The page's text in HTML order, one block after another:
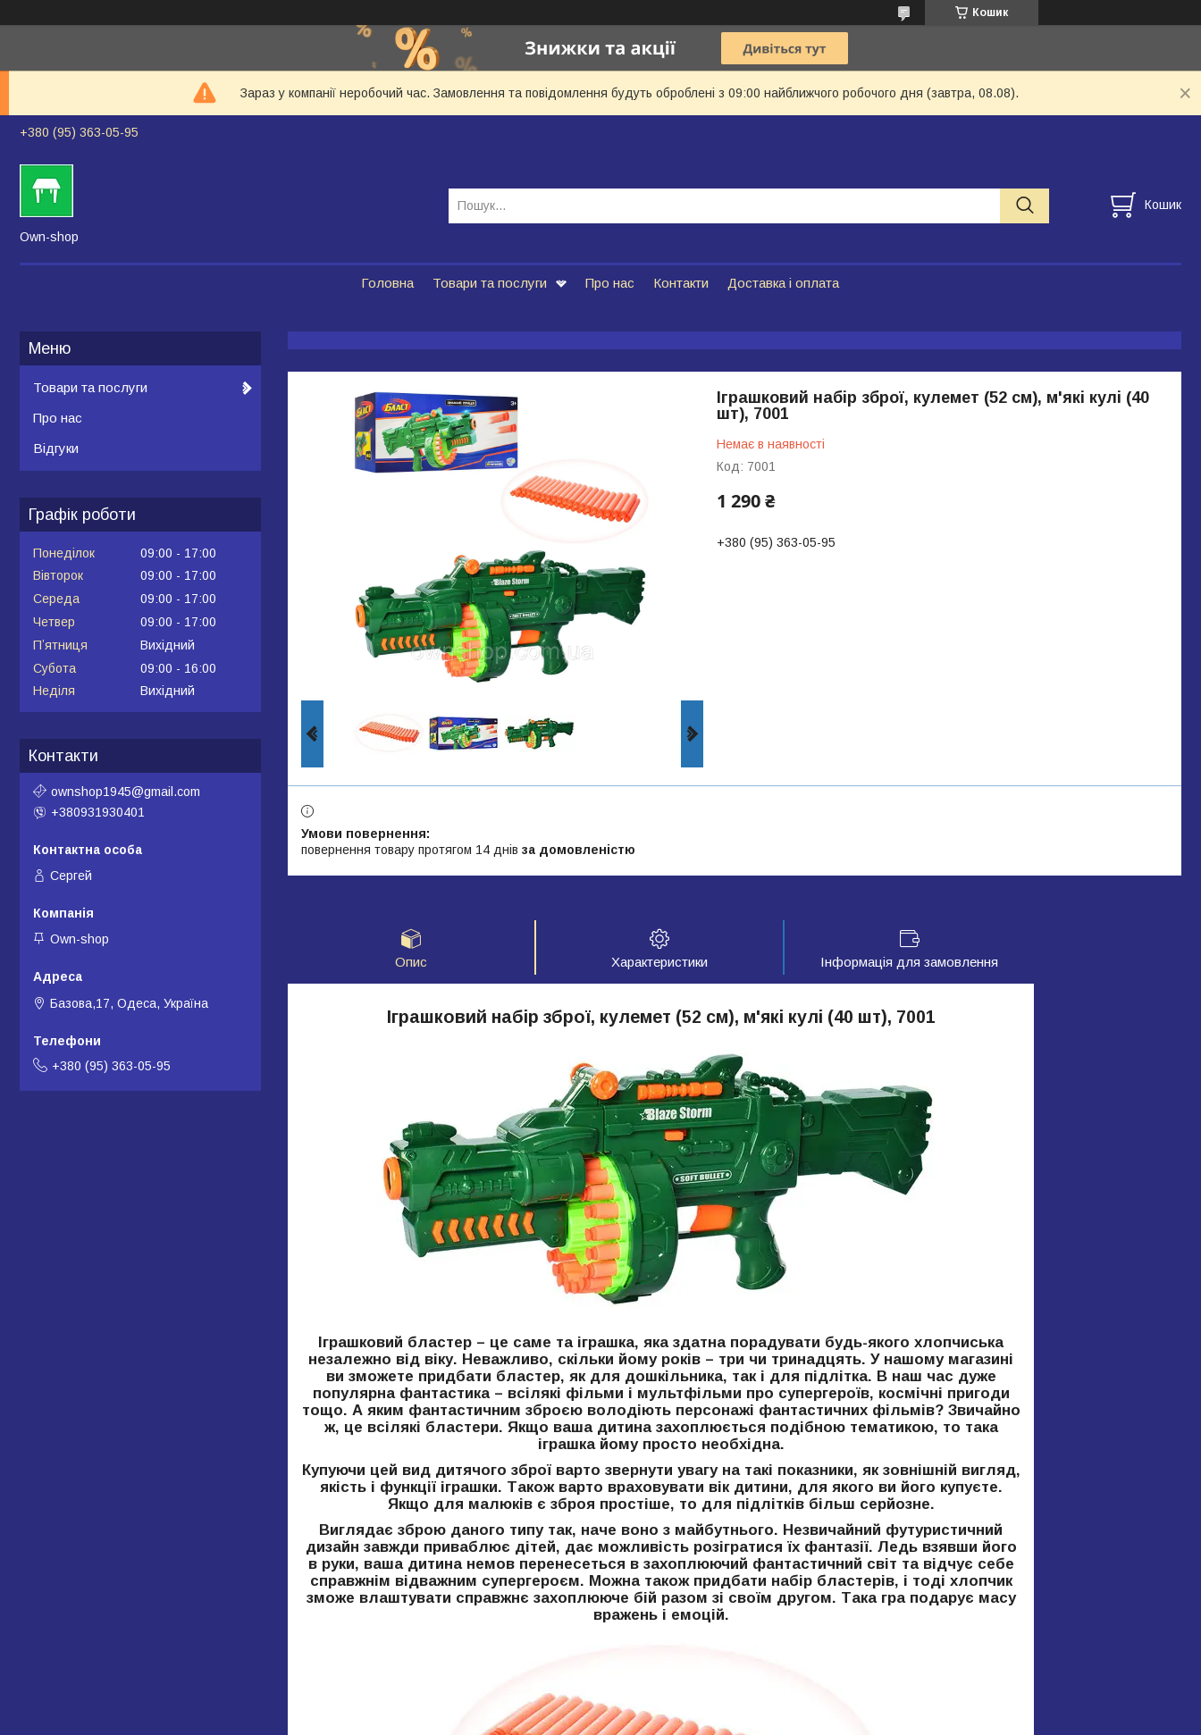
Кошик
Зараз у компанії неробочий час. Замовлення та повідомлення будуть оброблені з 09:00 найближчого робочого дня (завтра, 08.08).
+380 (95) 363-05-95
Own-shop
Кошик
Головна Товари та послуги Про нас Контакти Доставка і оплата
Іграшковий набір зброї, кулемет (52 см), м'які кулі (40
шт), 7001
Немає в наявності
Код: 7001
1 290 ₴
+380 (95) 363-05-95
повернення товару протягом 14 днів за домовленістю
Опис Характеристики Інформація для замовлення
Іграшковий набір зброї, кулемет (52 см), м'які кулі (40 шт), 7001
Іграшковий бластер – це саме та іграшка, яка здатна порадувати будь-якого хлопчиська
незалежно від віку. Неважливо, скільки йому років – три чи тринадцять. У нашому магазині
ви зможете придбати бластер, як для дошкільника, так і для підлітка. В наш час дуже
популярна фантастика – всілякі фільми і мультфільми про супергероїв, космічні пригоди
тощо. А яким фантастичним зброєю володіють персонажі фантастичних фільмів? Звичайно
ж, це всілякі бластери. Якщо ваша дитина захоплюється подібною тематикою, то така
іграшка йому просто необхідна.
Купуючи цей вид дитячого зброї варто звернути увагу на такі показники, як зовнішній вигляд,
якість і функції іграшки. Також варто враховувати вік дитини, для якого ви його купуєте.
Якщо для малюків є зброя простіше, то для підлітків більш серйозне.
Виглядає зброю даного типу так, наче воно з майбутнього. Незвичайний футуристичний
дизайн завжди приваблює дітей, дає можливість розігратися їх фантазії. Ледь взявши його
в руки, ваша дитина немов перенесеться в захоплюючий фантастичний світ та відчує себе
справжнім відважним супергероєм. Можна також придбати набір бластерів, і тоді хлопчик
зможе влаштувати справжнє захоплююче бій разом зі своїм другом. Така гра подарує масу
вражень і емоцій.
Товари та послуги
Про нас
Відгуки
Графік роботи
Понеділок 09:00
17:00
Вівторок
09:00
17:00
Середа
09:00
17:00
Четвер
09:00
17:00
Пʼятниця
Вихідний
Субота
09:00
16:00
Неділя
Вихідний
Контакти
ownshop1945@gmail.com
+380931930401
Сергей
Own-shop
Базова,17, Одеса, Україна
+380 (95) 363-05-95